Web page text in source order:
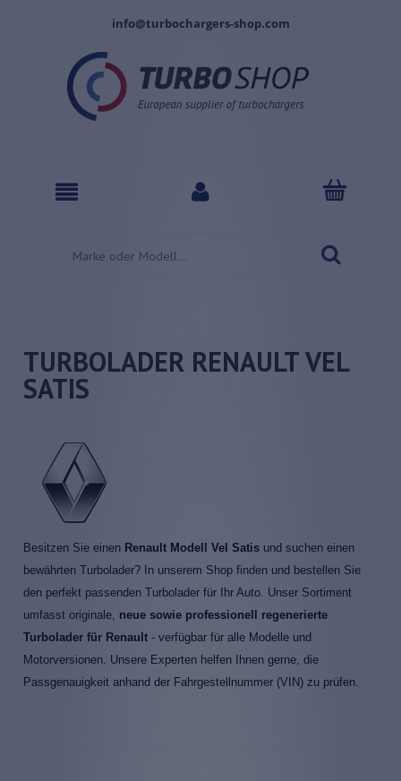
info@turbochargers-shop.com
TURBOLADER RENAULT VEL
SATIS
Besitzen Sie einen Renault Modell Vel Satis und suchen einen
bewährten Turbolader? In unserem Shop finden und bestellen Sie
den perfekt passenden Turbolader für Ihr Auto. Unser Sortiment
umfasst originale, neue sowie professionell regenerierte
Turbolader für Renault - verfügbar für alle Modelle und
Motorversionen. Unsere Experten helfen Ihnen gerne, die
Passgenauigkeit anhand der Fahrgestellnummer (VIN) zu prüfen.